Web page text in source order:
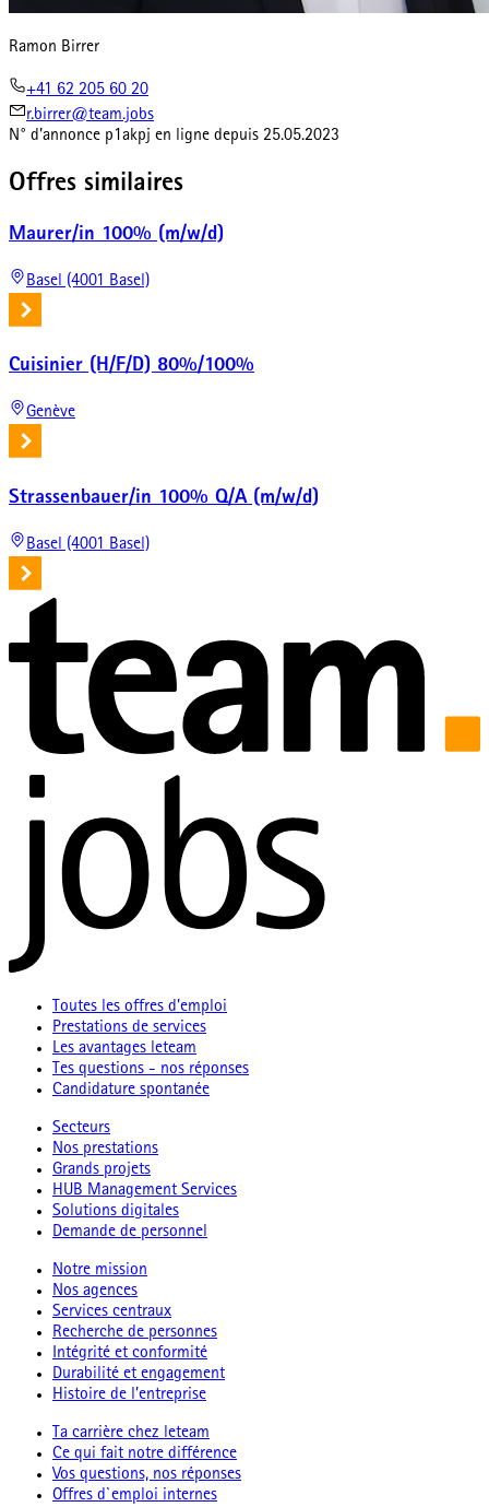
Ramon Birrer
+41 62 205 60 20
r.birrer@team.jobs
N° d'annonce p1akpj en ligne depuis 25.05.2023
Offres similaires
Maurer/in 100% (m/w/d)
Basel (4001 Basel)
Cuisinier (H/F/D) 80%/100%
Genève
Strassenbauer/in 100% Q/A (m/w/d)
Basel (4001 Basel)
Toutes les offres d'emploi
Prestations de services
Les avantages leteam
Tes questions - nos réponses
Candidature spontanée
Secteurs
Nos prestations
Grands projets
HUB Management Services
Solutions digitales
Demande de personnel
Notre mission
Nos agences
Services centraux
Recherche de personnes
Intégrité et conformité
Durabilité et engagement
Histoire de l’entreprise
Ta carrière chez leteam
Ce qui fait notre différence
Vos questions, nos réponses
Offres d`emploi internes